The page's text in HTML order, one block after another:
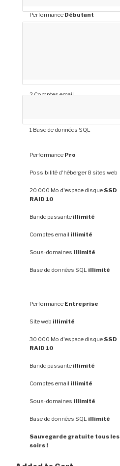
Performance Débutant
2 Comptes email
1 Base de données SQL
Performance Pro
Possibilité d'héberger 8 sites web
20 000 Mo d'espace disque SSD
RAID 10
Bande passante illimité
Comptes email illimité
Sous-domaines illimité
Base de données SQL illimité
Performance Entreprise
Site web illimité
30 000 Mo d'espace disque SSD
RAID 10
Bande passante illimité
Comptes email illimité
Sous-domaines illimité
Base de données SQL illimité
Sauvegarde gratuite tous les
soirs !